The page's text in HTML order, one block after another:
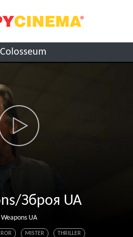
Зброя UA
Weapons UA
MISTER THRILLER